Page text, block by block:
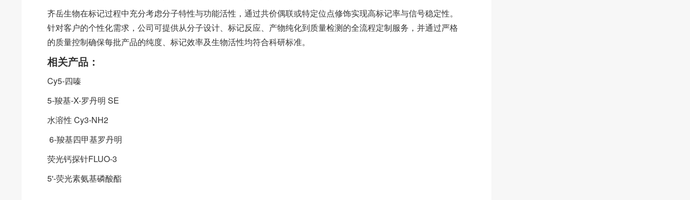
齐岳生物在标记过程中充分考虑分子特性与功能活性，通过共价偶联或特定位点修饰实现高标记率与信号稳定性。
针对客户的个性化需求，公司可提供从分子设计、标记反应、产物纯化到质量检测的全流程定制服务，并通过严格
的质量控制确保每批产品的纯度、标记效率及生物活性均符合科研标准。
相关产品：
Cy5-四嗪
5-羧基-X-罗丹明 SE
水溶性 Cy3-NH2
6-羧基四甲基罗丹明
荧光钙探针FLUO-3
5'-荧光素氨基磷酸酯